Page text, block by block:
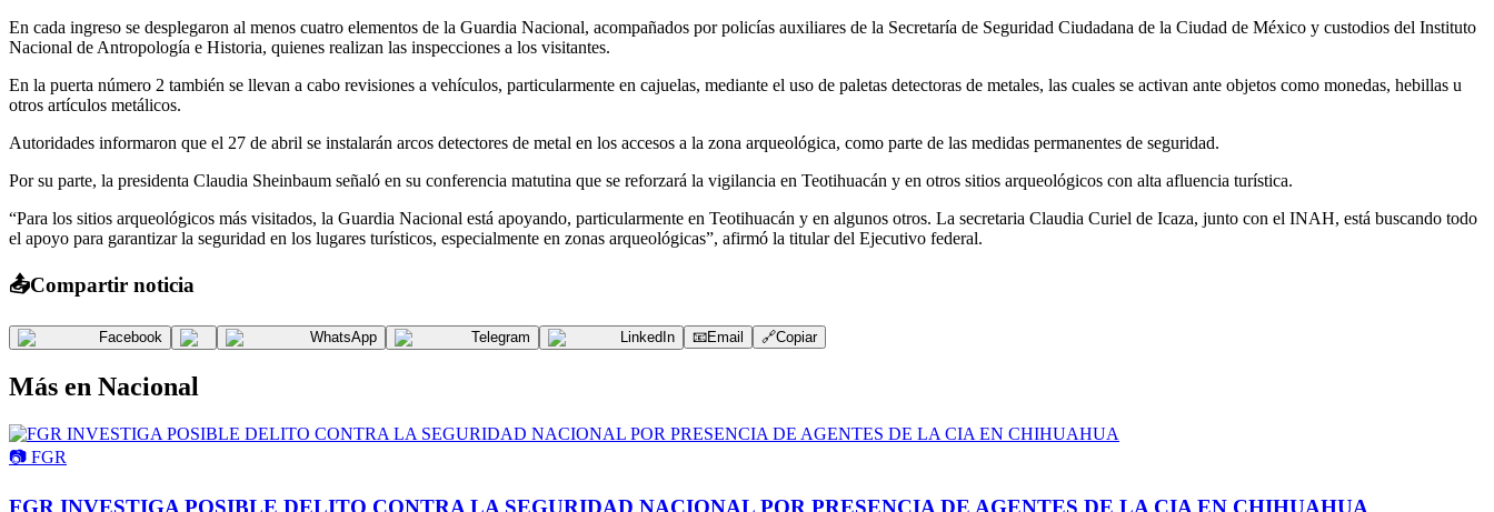
En cada ingreso se desplegaron al menos cuatro elementos de la Guardia Nacional, acompañados por policías auxiliares de la Secretaría de Seguridad Ciudadana de la Ciudad de México y custodios del Instituto
Nacional de Antropología e Historia, quienes realizan las inspecciones a los visitantes.
En la puerta número 2 también se llevan a cabo revisiones a vehículos, particularmente en cajuelas, mediante el uso de paletas detectoras de metales, las cuales se activan ante objetos como monedas, hebillas u
otros artículos metálicos.
Autoridades informaron que el 27 de abril se instalarán arcos detectores de metal en los accesos a la zona arqueológica, como parte de las medidas permanentes de seguridad.
Por su parte, la presidenta Claudia Sheinbaum señaló en su conferencia matutina que se reforzará la vigilancia en Teotihuacán y en otros sitios arqueológicos con alta afluencia turística.
“Para los sitios arqueológicos más visitados, la Guardia Nacional está apoyando, particularmente en Teotihuacán y en algunos otros. La secretaria Claudia Curiel de Icaza, junto con el INAH, está buscando todo
el apoyo para garantizar la seguridad en los lugares turísticos, especialmente en zonas arqueológicas”, afirmó la titular del Ejecutivo federal.
📤Compartir noticia
Facebook WhatsApp Telegram LinkedIn 📧Email 🔗Copiar
Más en Nacional
📷 FGR
FGR INVESTIGA POSIBLE DELITO CONTRA LA SEGURIDAD NACIONAL POR PRESENCIA DE AGENTES DE LA CIA EN CHIHUAHUA